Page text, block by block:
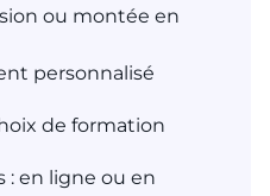
ou montée en
personnalisé
de formation
: en ligne ou en